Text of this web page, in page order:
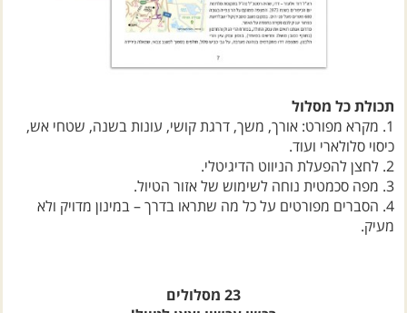
1. מקרא מפורט: אורך, משך, דרגת קושי, עונות בשנה, שטחי אש,
כיסוי סלולארי ועוד.
2. לחצן להפעלת הניווט הדיגיטלי.
3. מפה סכמטית נוחה לשימוש של אזור הטיול.
4. הסברים מפורטים על כל מה שתראו בדרך – במינון מדויק ולא
מעיק.
רכשו עכשיו וצאו לטייל!